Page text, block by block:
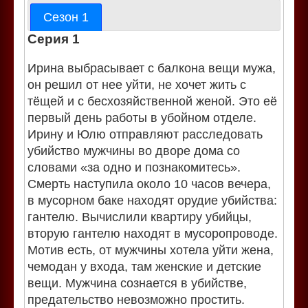
Сезон 1
Серия 1
Ирина выбрасывает с балкона вещи мужа,
он решил от нее уйти, не хочет жить с
тёщей и с бесхозяйственной женой. Это её
первый день работы в убойном отделе.
Ирину и Юлю отправляют расследовать
убийство мужчины во дворе дома со
словами «за одно и познакомитесь».
Смерть наступила около 10 часов вечера,
в мусорном баке находят орудие убийства:
гантелю. Вычислили квартиру убийцы,
вторую гантелю находят в мусоропроводе.
Мотив есть, от мужчины хотела уйти жена,
чемодан у входа, там женские и детские
вещи. Мужчина сознается в убийстве,
предательство невозможно простить.